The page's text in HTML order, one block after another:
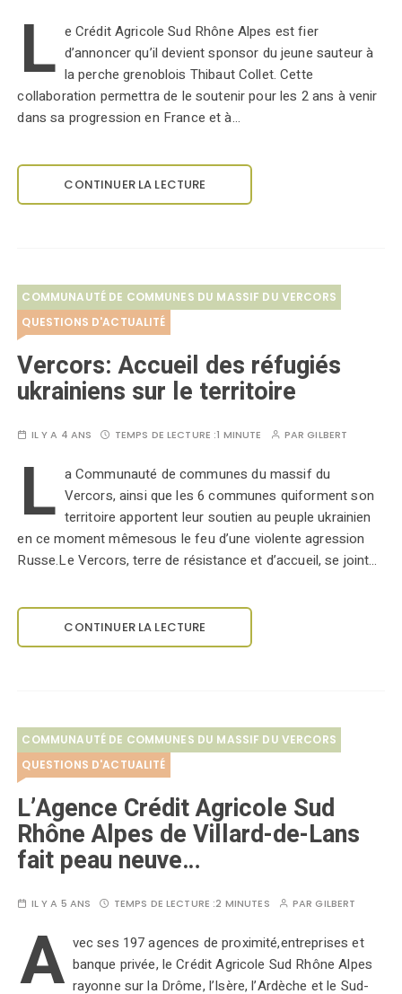
L e Crédit Agricole Sud Rhône Alpes est fier
d’annoncer qu’il devient sponsor du jeune sauteur à
la perche grenoblois Thibaut Collet. Cette
collaboration permettra de le soutenir pour les 2 ans à venir
dans sa progression en France et à…
CONTINUER LA LECTURE
COMMUNAUTÉ DE COMMUNES DU MASSIF DU VERCORS
QUESTIONS D'ACTUALITÉ
Vercors: Accueil des réfugiés
ukrainiens sur le territoire
IL Y A 4 ANS TEMPS DE LECTURE :1 MINUTE PARGILBERT
L a Communauté de communes du massif du
Vercors, ainsi que les 6 communes quiforment son
territoire apportent leur soutien au peuple ukrainien
en ce moment mêmesous le feu d’une violente agression
Russe.Le Vercors, terre de résistance et d’accueil, se joint…
CONTINUER LA LECTURE
COMMUNAUTÉ DE COMMUNES DU MASSIF DU VERCORS
QUESTIONS D'ACTUALITÉ
L’Agence Crédit Agricole Sud
Rhône Alpes de Villard-de-Lans
fait peau neuve…
IL Y A 5 ANS TEMPS DE LECTURE :2 MINUTES PARGILBERT
A vec ses 197 agences de proximité,entreprises et
banque privée, le Crédit Agricole Sud Rhône Alpes
rayonne sur la Drôme, l’Isère, l’Ardèche et le Sud-